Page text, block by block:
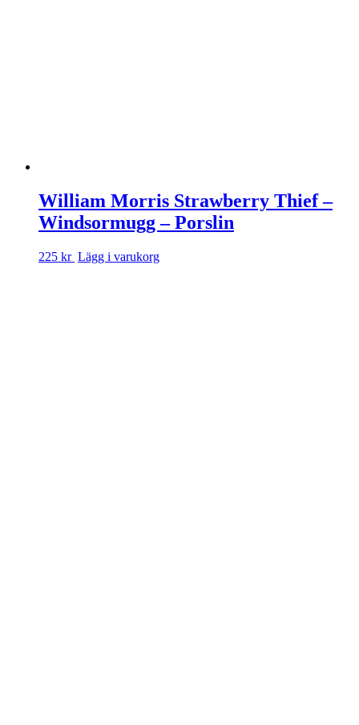
William Morris Strawberry Thief –
Windsormugg – Porslin
225 kr Lägg i varukorg